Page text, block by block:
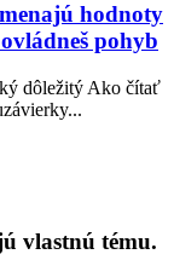
hodnoty
pohyb
dôležitý Ako čítať
vlastnú tému.